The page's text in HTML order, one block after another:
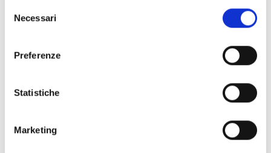
delNecessari
Preferenze
Statistiche
Marketing
l’acquisto di azioni e l’accesso al credito e a fondi di
solidarietà, che faciliteranno la diversificazione dei mezzi di
risparmi e riserve di sementi e di alimenti;
il monitoraggio dei produttori sull'uso di pratiche agricole
sostenibili;